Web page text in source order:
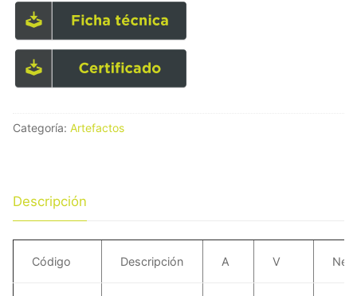
Categoría: Artefactos
Descripción
Código Descripción A V